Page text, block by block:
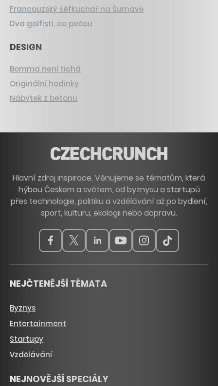
Francouzský šéfkuchař na Šumavě
Dva golfisti, co pečou
DESIGN
Bomma není tichá
Originální hodinky
Nábytek z betonu
Hlavní zdroj inspirace. Věnujeme se tématům, která
hýbou Českem a světem, od byznysu a startupů
přes technologie, politiku a vzdělávání až po bydlení,
sport, kulturu, ekologii nebo dopravu.
NEJČTENĚJŠÍ TÉMATA
Byznys
Entertainment
Startupy
Vzdělávání
NEJNOVĚJŠÍ SPECIÁLY